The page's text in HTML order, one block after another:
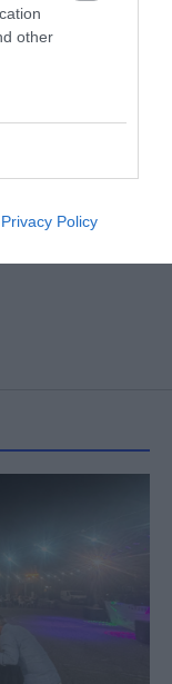
other
Privacy Policy